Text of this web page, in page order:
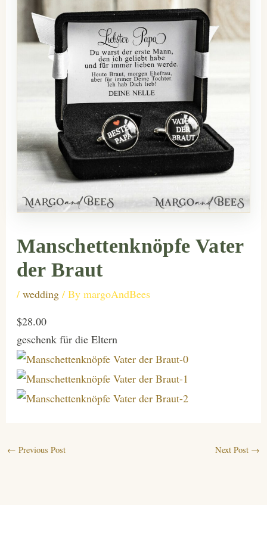
Manschettenknöpfe Vater
der Braut
/ wedding/ By margoAndBees
$28.00
geschenk für die Eltern
← Previous Post Next Post →